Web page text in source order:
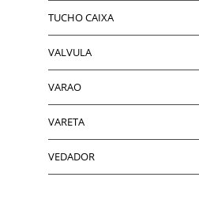
TUCHO CAIXA
VALVULA
VARAO
VARETA
VEDADOR